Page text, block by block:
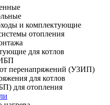
и комплектующие
отопления
для котлов
перенапряжений (УЗИП)
для котлов
для отопления